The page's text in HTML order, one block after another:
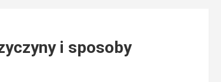
i sposoby